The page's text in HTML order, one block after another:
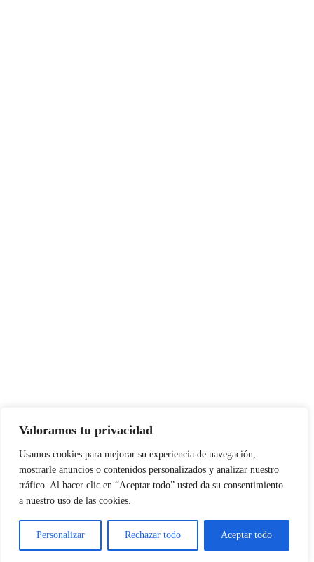
Valoramos tu privacidad
Usamos cookies para mejorar su experiencia de navegación,
mostrarle anuncios o contenidos personalizados y analizar nuestro
tráfico. Al hacer clic en “Aceptar todo” usted da su consentimiento
a nuestro uso de las cookies.
Personalizar Rechazar todo Aceptar todo